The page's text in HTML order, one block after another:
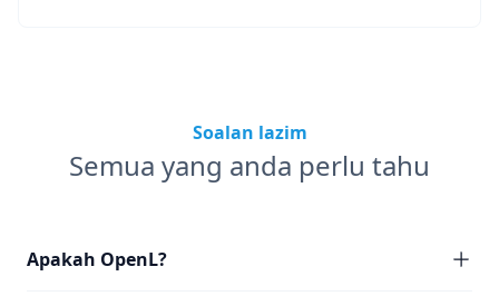
Soalan lazim
Semua yang anda perlu tahu
Apakah OpenL?